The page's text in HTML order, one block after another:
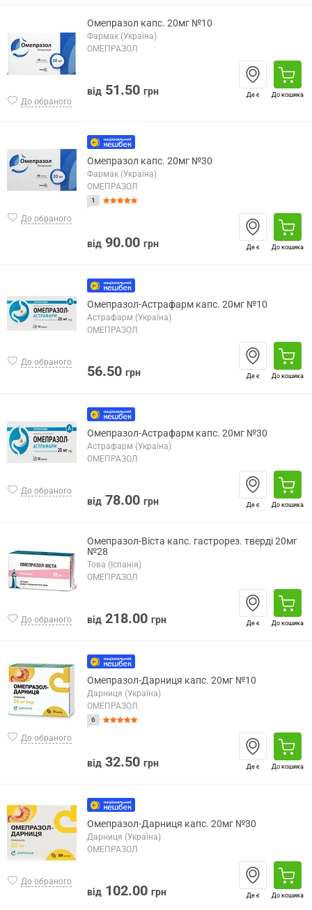
До обраного
Омепразол капс. 20мг №10
Фармак (Україна)
ОМЕПРАЗОЛ
від 51.50 грн Де є До кошика
До обраного
Омепразол капс. 20мг №30
Фармак (Україна)
ОМЕПРАЗОЛ
1
від 90.00 грн Де є До кошика
До обраного
Омепразол-Астрафарм капс. 20мг №10
Астрафарм (Україна)
ОМЕПРАЗОЛ
56.50 грн Де є До кошика
До обраного
Омепразол-Астрафарм капс. 20мг №30
Астрафарм (Україна)
ОМЕПРАЗОЛ
від 78.00 грн Де є До кошика
До обраного
Омепразол-Віста капс. гастрорез. тверді 20мг
№28
Това (Іспанія)
ОМЕПРАЗОЛ
від 218.00 грн Де є До кошика
До обраного
Омепразол-Дарниця капс. 20мг №10
Дарниця (Україна)
ОМЕПРАЗОЛ
6
від 32.50 грн Де є До кошика
До обраного
Омепразол-Дарниця капс. 20мг №30
Дарниця (Україна)
ОМЕПРАЗОЛ
від 102.00 грн Де є До кошика